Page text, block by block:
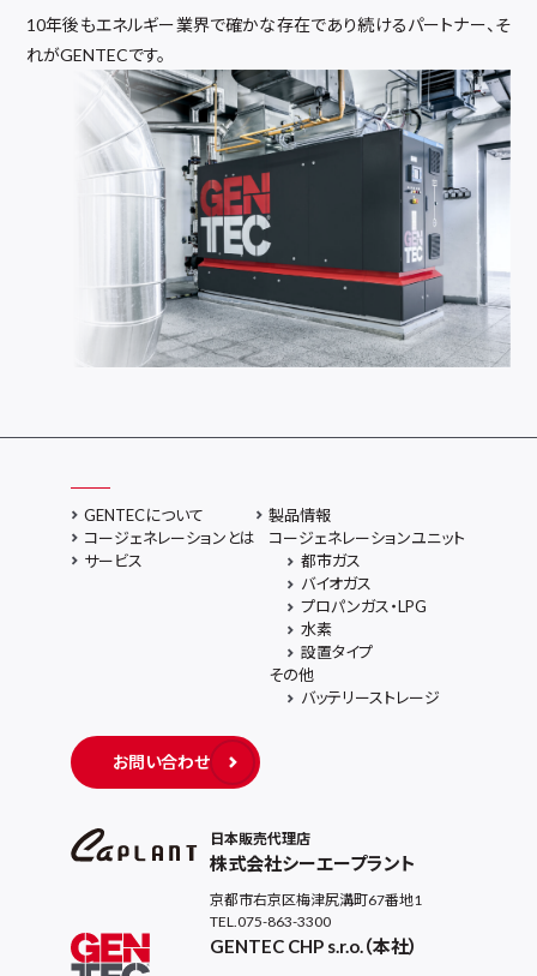
10年後もエネルギー業界で確かな存在であり続けるパートナー、そ
れがGENTECです。
GENTECについて
コージェネレーションとは
サービス
製品情報
コージェネレーションユニット
都市ガス
バイオガス
プロパンガス・LPG
水素
設置タイプ
その他
バッテリーストレージ
お問い合わせ
日本販売代理店
株式会社シーエープラント
京都市右京区梅津尻溝町67番地1
TEL.075-863-3300
GENTEC CHP s.r.o.（本社）